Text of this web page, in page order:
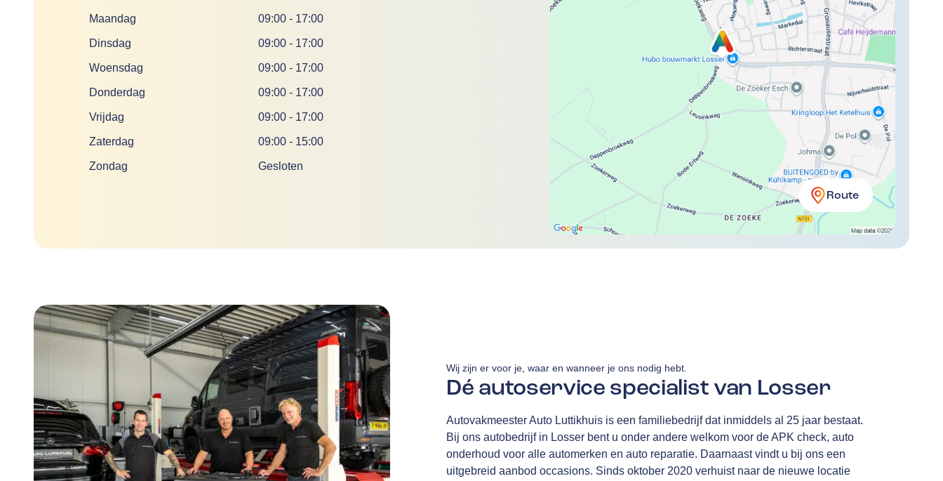
DagTijd
Maandag 09:00 - 17:00
Dinsdag 09:00 - 17:00
Woensdag 09:00 - 17:00
Donderdag 09:00 - 17:00
Vrijdag 09:00 - 17:00
Zaterdag 09:00 - 15:00
Zondag Gesloten
Route
Dé autoservice specialist van Losser
Wij zijn er voor je, waar en wanneer je ons nodig hebt.
Autovakmeester Auto Luttikhuis is een familiebedrijf dat inmiddels al 25 jaar bestaat.
Bij ons autobedrijf in Losser bent u onder andere welkom voor de APK check, auto
onderhoud voor alle automerken en auto reparatie. Daarnaast vindt u bij ons een
uitgebreid aanbod occasions. Sinds oktober 2020 verhuist naar de nieuwe locatie